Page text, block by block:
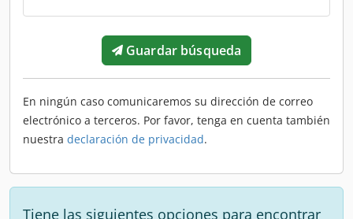
Guardar búsqueda
En ningún caso comunicaremos su dirección de correo
electrónico a terceros. Por favor, tenga en cuenta también
nuestra declaración de privacidad.
Tiene las siguientes opciones para encontrar